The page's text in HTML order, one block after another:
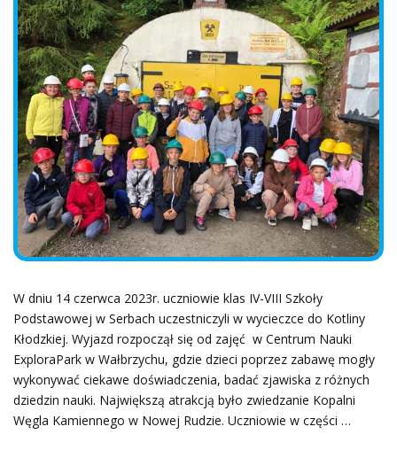
W dniu 14 czerwca 2023r. uczniowie klas IV-VIII Szkoły
Podstawowej w Serbach uczestniczyli w wycieczce do Kotliny
Kłodzkiej. Wyjazd rozpoczął się od zajęć w Centrum Nauki
ExploraPark w Wałbrzychu, gdzie dzieci poprzez zabawę mogły
wykonywać ciekawe doświadczenia, badać zjawiska z różnych
dziedzin nauki. Największą atrakcją było zwiedzanie Kopalni
Węgla Kamiennego w Nowej Rudzie. Uczniowie w części …